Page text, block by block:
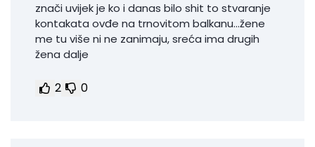
znači uvijek je ko i danas bilo shit to stvaranje
kontakata ovđe na trnovitom balkanu...žene
me tu više ni ne zanimaju, sreća ima drugih
žena dalje
2 0